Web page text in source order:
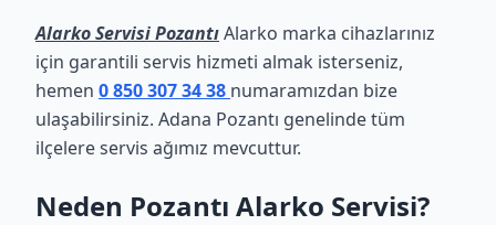
Alarko Servisi PozantıAlarko marka cihazlarınız
için garantili servis hizmeti almak isterseniz,
hemen 0 850 307 34 38 numaramızdan bize
ulaşabilirsiniz. Adana Pozantı genelinde tüm
ilçelere servis ağımız mevcuttur.
Neden Pozantı Alarko Servisi?